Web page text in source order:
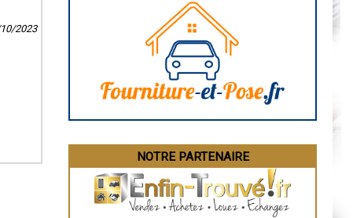
2023
Brive-la-Gaillarde
Guéret
Besançon
Évreux
Chartres
Nîmes
NOTRE PARTENAIRE